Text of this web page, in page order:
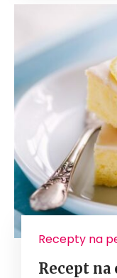
Recepty na
Recept